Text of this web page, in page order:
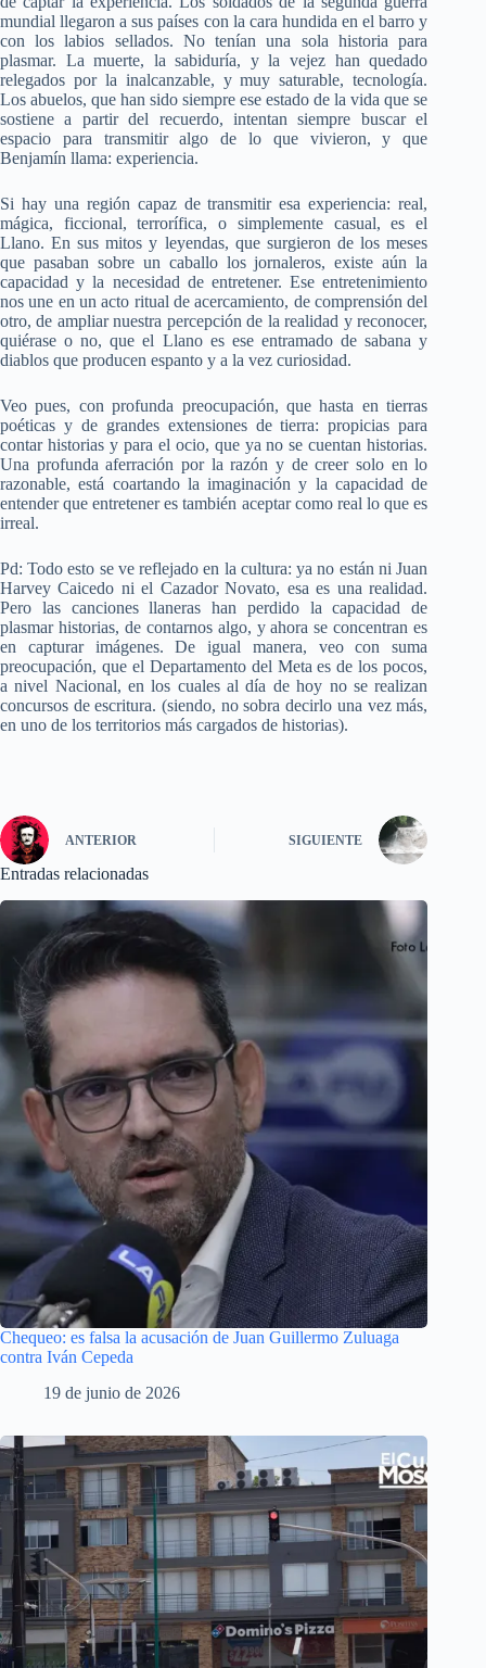
mundial llegaron a sus países con la cara hundida en el barro y
con los labios sellados. No tenían una sola historia para
plasmar. La muerte, la sabiduría, y la vejez han quedado
relegados por la inalcanzable, y muy saturable, tecnología.
Los abuelos, que han sido siempre ese estado de la vida que se
sostiene a partir del recuerdo, intentan siempre buscar el
espacio para transmitir algo de lo que vivieron, y que
Benjamín llama: experiencia.
Si hay una región capaz de transmitir esa experiencia: real,
mágica, ficcional, terrorífica, o simplemente casual, es el
Llano. En sus mitos y leyendas, que surgieron de los meses
que pasaban sobre un caballo los jornaleros, existe aún la
capacidad y la necesidad de entretener. Ese entretenimiento
nos une en un acto ritual de acercamiento, de comprensión del
otro, de ampliar nuestra percepción de la realidad y reconocer,
quiérase o no, que el Llano es ese entramado de sabana y
diablos que producen espanto y a la vez curiosidad.
Veo pues, con profunda preocupación, que hasta en tierras
poéticas y de grandes extensiones de tierra: propicias para
contar historias y para el ocio, que ya no se cuentan historias.
Una profunda aferración por la razón y de creer solo en lo
razonable, está coartando la imaginación y la capacidad de
entender que entretener es también aceptar como real lo que es
irreal.
Pd: Todo esto se ve reflejado en la cultura: ya no están ni Juan
Harvey Caicedo ni el Cazador Novato, esa es una realidad.
Pero las canciones llaneras han perdido la capacidad de
plasmar historias, de contarnos algo, y ahora se concentran es
en capturar imágenes. De igual manera, veo con suma
preocupación, que el Departamento del Meta es de los pocos,
a nivel Nacional, en los cuales al día de hoy no se realizan
concursos de escritura. (siendo, no sobra decirlo una vez más,
en uno de los territorios más cargados de historias).
ANTERIOR SIGUIENTE
Entradas relacionadas
Chequeo: es falsa la acusación de Juan Guillermo Zuluaga
contra Iván Cepeda
19 de junio de 2026